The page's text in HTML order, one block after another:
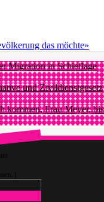
das möchte»
Migration in Schieflage
und Zivildienstgesetz
kommen, Frau Meyer, bis